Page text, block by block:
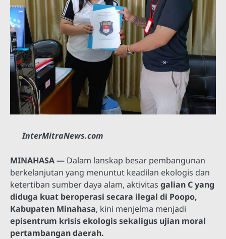
InterMitraNews.com
MINAHASA — Dalam lanskap besar pembangunan
berkelanjutan yang menuntut keadilan ekologis dan
ketertiban sumber daya alam, aktivitas galian C yang
diduga kuat beroperasi secara ilegal di Poopo,
Kabupaten Minahasa, kini menjelma menjadi
episentrum krisis ekologis sekaligus ujian moral
pertambangan daerah.